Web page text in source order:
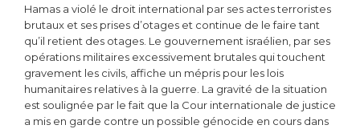
Hamas a violé le droit international par ses actes terroristes
brutaux et ses prises d’otages et continue de le faire tant
qu’il retient des otages. Le gouvernement israélien, par ses
opérations militaires excessivement brutales qui touchent
gravement les civils, affiche un mépris pour les lois
humanitaires relatives à la guerre. La gravité de la situation
est soulignée par le fait que la Cour internationale de justice
a mis en garde contre un possible génocide en cours dans